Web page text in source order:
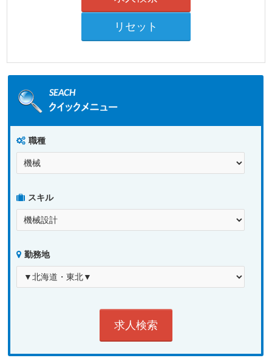
職種
スキル
勤務地